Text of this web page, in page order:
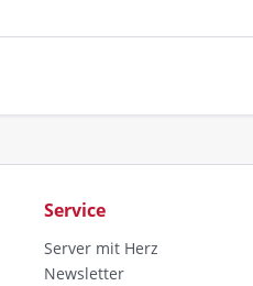
Service
Server mit Herz
Newsletter